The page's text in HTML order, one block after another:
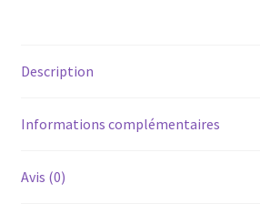
Description
Informations complémentaires
Avis (0)